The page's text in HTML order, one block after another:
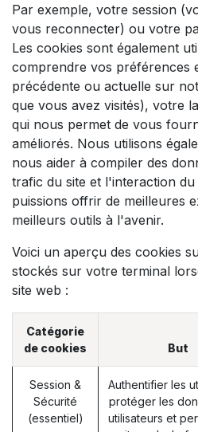
Par exemple, votre session
vous reconnecter) ou votre
Les cookies sont également
comprendre vos préférences
précédente ou actuelle sur
que vous avez visités), votre
qui nous permet de vous
améliorés. Nous utilisons
nous aider à compiler des
trafic du site et l'interaction
puissions offrir de meilleures
meilleurs outils à l'avenir.
Voici un aperçu des cookies
stockés sur votre terminal
site web :
Catégorie
de cookies
But
Session &
Sécurité
(essentiel)
Authentifier les
protéger les
utilisateurs et